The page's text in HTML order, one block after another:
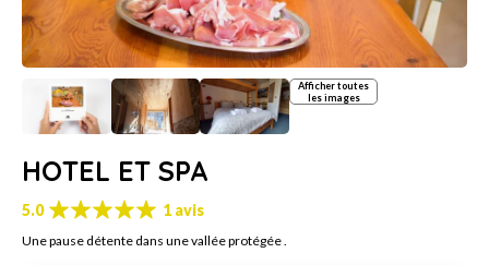
Afficher toutes
les images
HOTEL ET SPA
5.0 1 avis
Une pause détente dans une vallée protégée .